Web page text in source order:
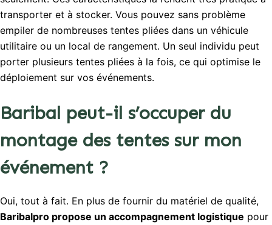
transporter et à stocker. Vous pouvez sans problème
empiler de nombreuses tentes pliées dans un véhicule
utilitaire ou un local de rangement. Un seul individu peut
porter plusieurs tentes pliées à la fois, ce qui optimise le
déploiement sur vos événements.
Baribal peut-il s’occuper du
montage des tentes sur mon
événement ?
Oui, tout à fait. En plus de fournir du matériel de qualité,
Baribalpro propose un accompagnement logistique pour